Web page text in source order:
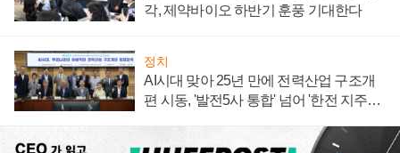
각, 제약바이오 하반기 훈풍 기대한다
정치
AI시대 맞아 25년 만에 전력산업 구조개
편 시동, '발전5사 통합' 넘어 '한전 지주사'